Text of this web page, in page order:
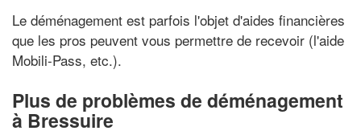
Le déménagement est parfois l'objet d'aides financières
que les pros peuvent vous permettre de recevoir (l'aide
Mobili-Pass, etc.).
Plus de problèmes de déménagement
à Bressuire